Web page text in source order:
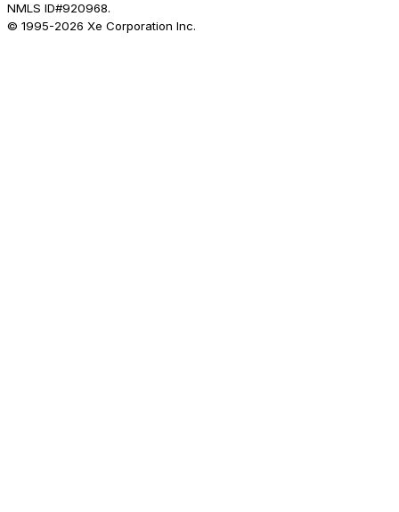
NMLS ID#920968.
© 1995-2026 Xe Corporation Inc.